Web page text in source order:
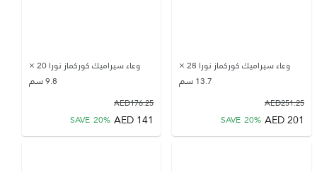
وعاء سيراميك كوركماز نورا 28 ×
13.7 سم
251.25
AED
201
AED
SAVE 20%
وعاء سيراميك كوركماز نورا 20 ×
9.8 سم
176.25
AED
141
AED
SAVE 20%